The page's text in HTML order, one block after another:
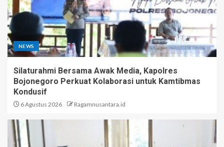
NEWS
Silaturahmi Bersama Awak Media, Kapolres
Bojonegoro Perkuat Kolaborasi untuk Kamtibmas
Kondusif
6 Agustus 2026 Ragamnusantara.id